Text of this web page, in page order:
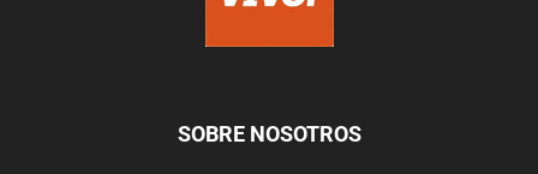
SOBRE NOSOTROS